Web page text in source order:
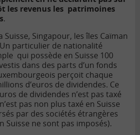
les revenus les patrimoines
.
Suisse, Singapour, les îles Caïman
particulier de nationalité
qui possède en Suisse 100
dans des parts d’un fonds
perçoit chaque
d’euros de dividendes. Ce
de dividendes n’est pas taxé
pas non plus taxé en Suisse
par des sociétés étrangères
Suisse ne sont pas imposés).